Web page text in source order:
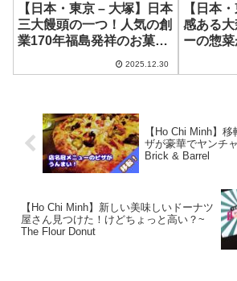
【日本・東京 – 大塚】日本
三大饅頭の一つ！人気の創
業170年福島発祥のお菓子
屋 大塚店
2025.12.30
【日本
感ある
ーの惣
【Ho Chi Minh】
ザが豪華でヤンチ
Brick & Barrel
【Ho Chi Minh】新しい美味しいドーナツ
屋さん見つけた！けどちょっと高い？~
The Flour Donut